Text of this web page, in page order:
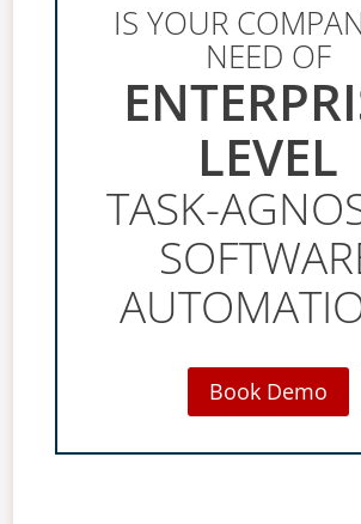
IS YOUR
NEED OF
LEVEL
TASK-
Book Demo